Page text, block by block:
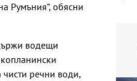
Румъния“, обясни
водещи
речни води,